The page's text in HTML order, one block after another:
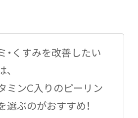
・くすみを改善したい
、
ミンC入りのピーリン
選ぶのがおすすめ！